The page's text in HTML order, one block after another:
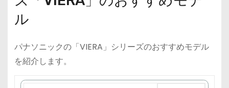
ル
パナソニックの「VIERA」シリーズのおすすめモデル
を紹介します。